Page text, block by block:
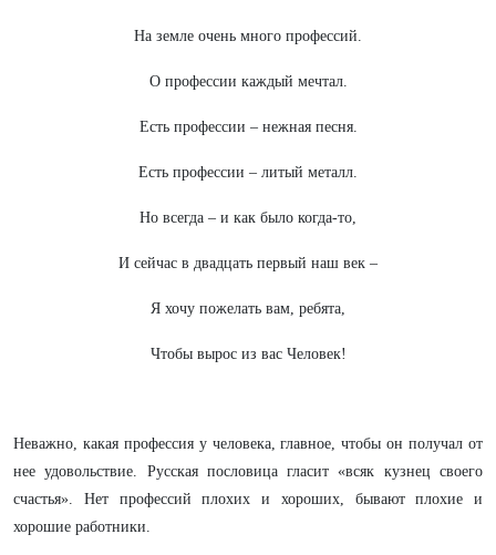
На земле очень много профессий.
О профессии каждый мечтал.
Есть профессии – нежная песня.
Есть профессии – литый металл.
Но всегда – и как было когда-то,
И сейчас в двадцать первый наш век –
Я хочу пожелать вам, ребята,
Чтобы вырос из вас Человек!
Неважно, какая профессия у человека, главное, чтобы он получал от
нее удовольствие. Русская пословица гласит «всяк кузнец своего
счастья». Нет профессий плохих и хороших, бывают плохие и
хорошие работники.